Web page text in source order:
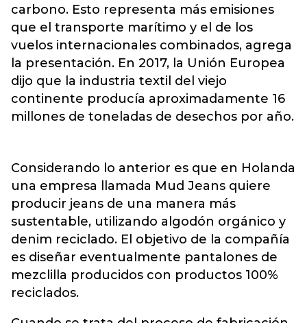
carbono. Esto representa más emisiones
que el transporte marítimo y el de los
vuelos internacionales combinados, agrega
la presentación. En 2017, la Unión Europea
dijo que la industria textil del viejo
continente producía aproximadamente 16
millones de toneladas de desechos por año.
Considerando lo anterior es que en Holanda
una empresa llamada Mud Jeans quiere
producir jeans de una manera más
sustentable, utilizando algodón orgánico y
denim reciclado. El objetivo de la compañía
es diseñar eventualmente pantalones de
mezclilla producidos con productos 100%
reciclados.